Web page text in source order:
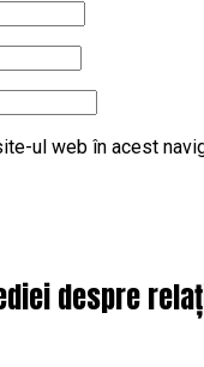
ul web în acest
despre